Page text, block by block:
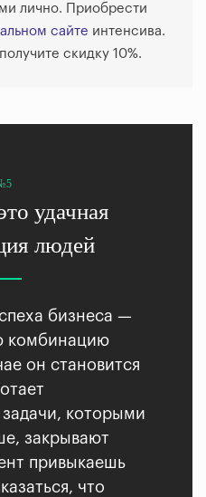
лично. Приобрести
сайте интенсива.
скидку 10%.
удачная
людей
бизнеса —
комбинацию
он становится
которыми
закрывают
привыкаешь
что